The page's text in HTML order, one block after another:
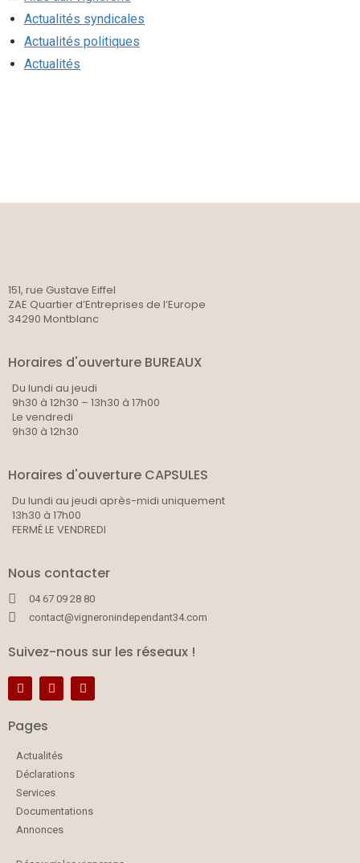
Actualités syndicales
Actualités politiques
Actualités
151, rue Gustave Eiffel
ZAE Quartier d’Entreprises de l’Europe
34290 Montblanc
Horaires d'ouverture BUREAUX
Du lundi au jeudi
9h30 à 12h30 – 13h30 à 17h00
Le vendredi
9h30 à 12h30
Horaires d'ouverture CAPSULES
Du lundi au jeudi après-midi uniquement
13h30 à 17h00
FERMÉ LE VENDREDI
Nous contacter
04 67 09 28 80
contact@vigneronindependant34.com
Suivez-nous sur les réseaux !
Pages
Actualités
Déclarations
Services
Documentations
Annonces